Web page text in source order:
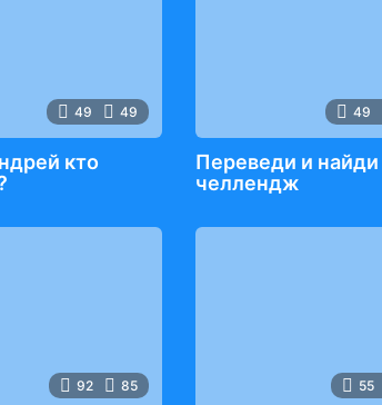
49 49
кто
49
Переведи и найди
челлендж
92 85 55